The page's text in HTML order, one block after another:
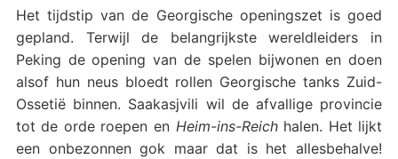
Het tijdstip van de Georgische openingszet is goed
gepland. Terwijl de belangrijkste wereldleiders in
Peking de opening van de spelen bijwonen en doen
alsof hun neus bloedt rollen Georgische tanks Zuid-
Ossetië binnen. Saakasjvili wil de afvallige provincie
tot de orde roepen en Heim-ins-Reich halen. Het lijkt
een onbezonnen gok maar dat is het allesbehalve!